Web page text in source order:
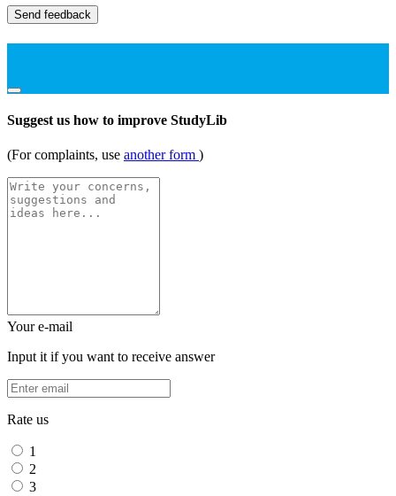
Send feedback
Suggest us how to improve StudyLib
(For complaints, use another form )
Your e-mail
Input it if you want to receive answer
Rate us
1
2
3